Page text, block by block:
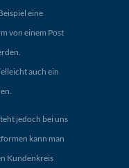
eine
von einem Post
auch ein
jedoch bei uns
kann man
Kundenkreis